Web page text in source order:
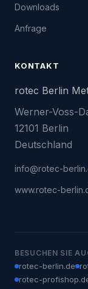
Downloads
Anfrage
KONTAKT
rotec Berlin
Werner-Voss-
12101 Berlin
Deutschland
info@rotec-
www.rotec-
BESUCHEN SIE
rotec-berlin.de
rotec-